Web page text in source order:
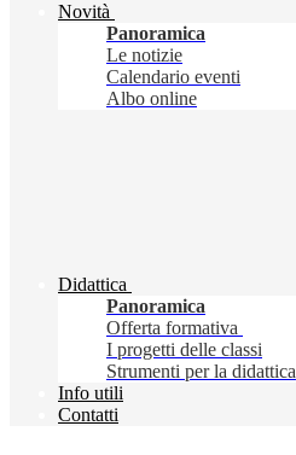
Novità
Panoramica
Le notizie
Calendario eventi
Albo online
Didattica
Panoramica
Offerta formativa
I progetti delle classi
Strumenti per la didattica
Info utili
Contatti